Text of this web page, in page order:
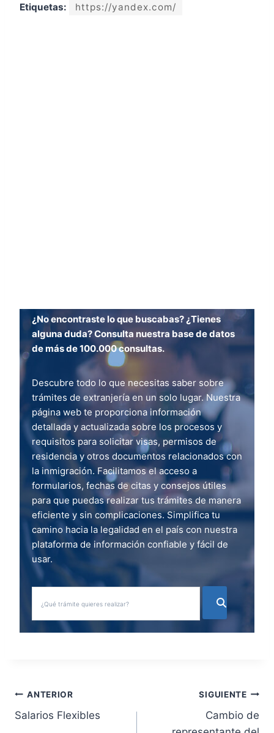
Etiquetas: https://yandex.com/
¿No encontraste lo que buscabas? ¿Tienes
alguna duda? Consulta nuestra base de datos
de más de 100.000 consultas.
Descubre todo lo que necesitas saber sobre
trámites de extranjería en un solo lugar. Nuestra
página web te proporciona información
detallada y actualizada sobre los procesos y
requisitos para solicitar visas, permisos de
residencia y otros documentos relacionados con
la inmigración. Facilitamos el acceso a
formularios, fechas de citas y consejos útiles
para que puedas realizar tus trámites de manera
eficiente y sin complicaciones. Simplifica tu
camino hacia la legalidad en el país con nuestra
plataforma de información confiable y fácil de
usar.
N
a
ANTERIOR
Salarios Flexibles
SIGUIENTE
Cambio de